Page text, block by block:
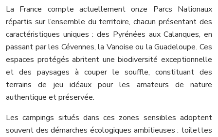
La France compte actuellement onze Parcs Nationaux
répartis sur l’ensemble du territoire, chacun présentant des
caractéristiques uniques : des Pyrénées aux Calanques, en
passant par les Cévennes, la Vanoise ou la Guadeloupe. Ces
espaces protégés abritent une biodiversité exceptionnelle
et des paysages à couper le souffle, constituant des
terrains de jeu idéaux pour les amateurs de nature
authentique et préservée.
Les campings situés dans ces zones sensibles adoptent
souvent des démarches écologiques ambitieuses : toilettes